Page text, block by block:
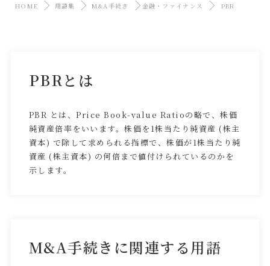
HOME 用語集 M&A手続き 金融・ファイナンス PBR
PBRとは
PBR とは、Price Book-value Ratioの略で、株価
純資産倍率をいいます。株価を1株当たり純資産 (株主
資本) で除して求められる指標で、株価が1株当たり純
資産 (株主資本) の何倍まで値付けられているのかを
示します。
M&A手続きに関連する用語